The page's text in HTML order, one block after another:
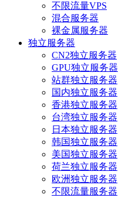
不限流量VPS
混合服务器
裸金属服务器
独立服务器
CN2独立服务器
GPU独立服务器
站群独立服务器
国内独立服务器
香港独立服务器
台湾独立服务器
日本独立服务器
韩国独立服务器
美国独立服务器
荷兰独立服务器
欧洲独立服务器
不限流量服务器